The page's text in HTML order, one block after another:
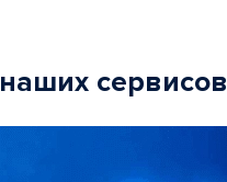
наших сервисов